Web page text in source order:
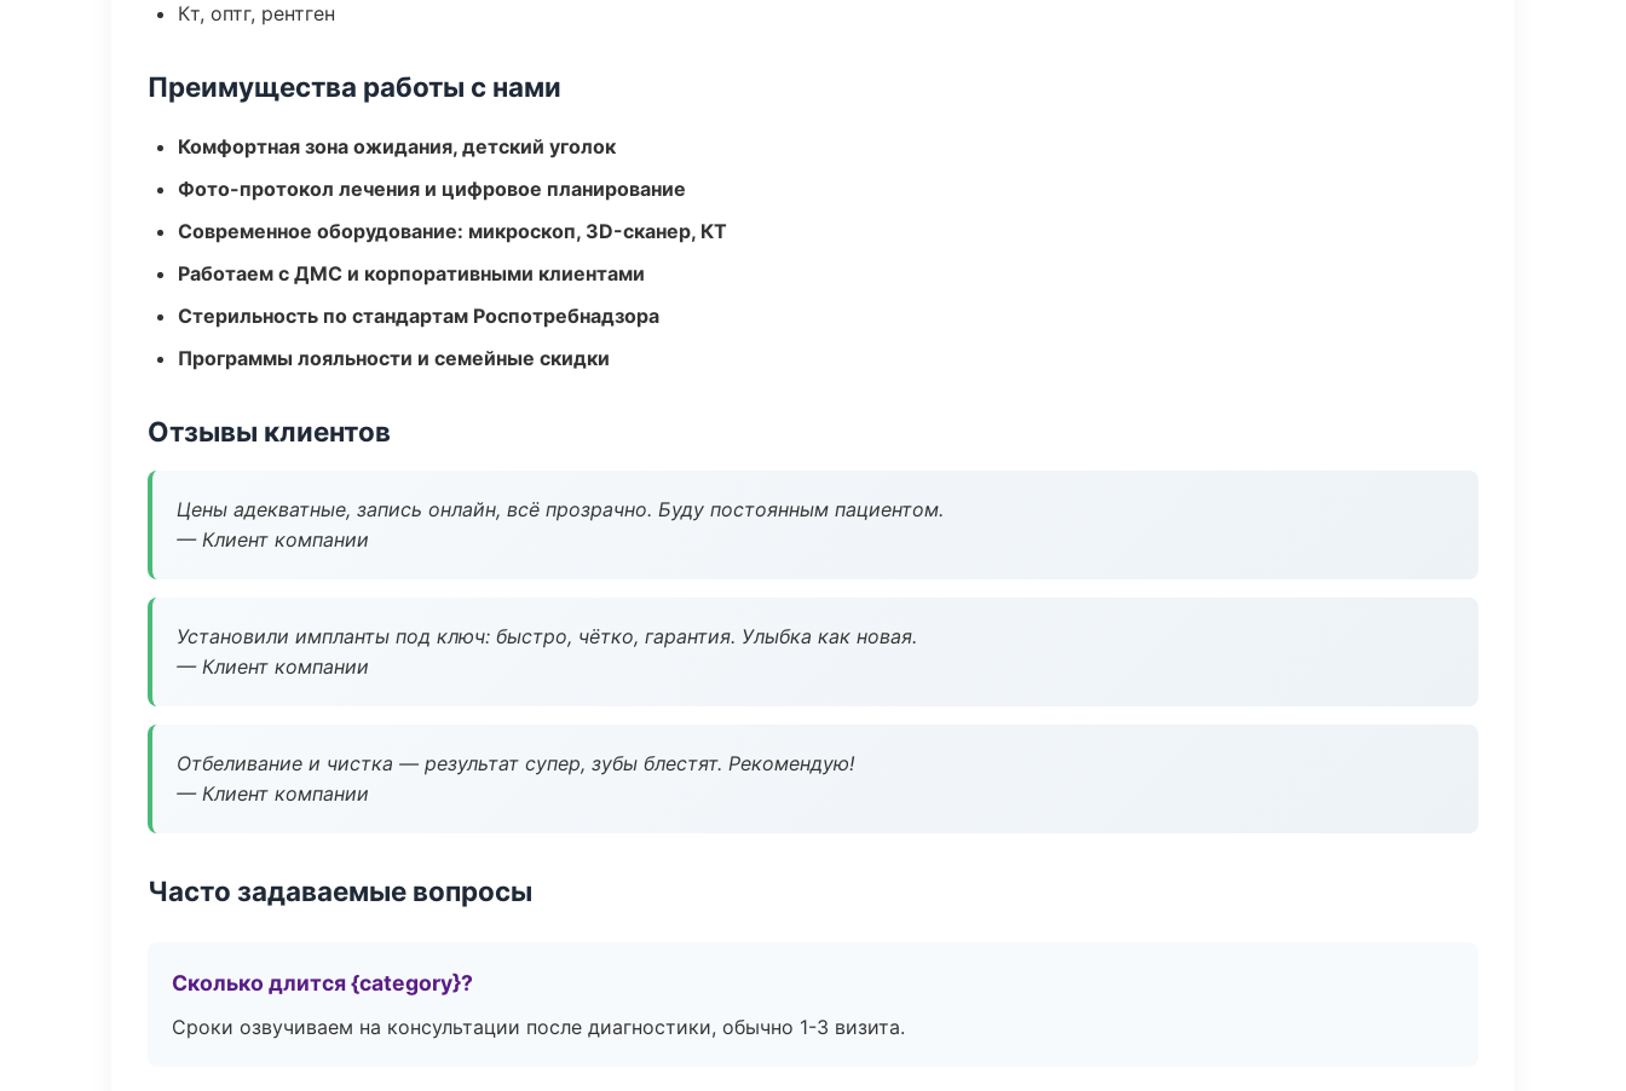
Кт, оптг, рентген
Преимущества работы с нами
Комфортная зона ожидания, детский уголок
Фото-протокол лечения и цифровое планирование
Современное оборудование: микроскоп, 3D-сканер, КТ
Работаем с ДМС и корпоративными клиентами
Стерильность по стандартам Роспотребнадзора
Программы лояльности и семейные скидки
Отзывы клиентов
Цены адекватные, запись онлайн, всё прозрачно. Буду постоянным пациентом.
— Клиент компании
Установили импланты под ключ: быстро, чётко, гарантия. Улыбка как новая.
— Клиент компании
Отбеливание и чистка — результат супер, зубы блестят. Рекомендую!
— Клиент компании
Часто задаваемые вопросы
Сколько длится {category}?
Сроки озвучиваем на консультации после диагностики, обычно 1-3 визита.